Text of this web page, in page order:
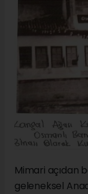
Mimari açıdan
geleneksel